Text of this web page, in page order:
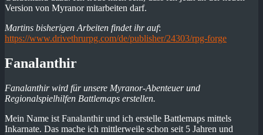
Version von Myranor mitarbeiten darf.
Martins bisherigen Arbeiten findet ihr auf:
https://www.drivethrurpg.com/de/publisher/24303/rpg-forge
Fanalanthir
Fanalanthir wird für unsere Myranor-Abenteuer und
Regionalspielhilfen Battlemaps erstellen.
Mein Name ist Fanalanthir und ich erstelle Battlemaps mittels
Inkarnate. Das mache ich mittlerweile schon seit 5 Jahren und